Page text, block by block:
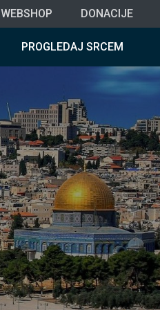
WEBSHOP DONACIJE
PROGLEDAJ SRCEM